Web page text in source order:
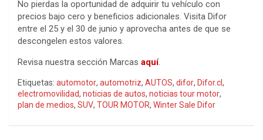
No pierdas la oportunidad de adquirir tu vehículo con
precios bajo cero y beneficios adicionales. Visita Difor
entre el 25 y el 30 de junio y aprovecha antes de que se
descongelen estos valores.
Revisa nuestra sección Marcas aquí.
Etiquetas: automotor, automotriz, AUTOS, difor, Difor.cl,
electromovilidad, noticias de autos, noticias tour motor,
plan de medios, SUV, TOUR MOTOR, Winter Sale Difor